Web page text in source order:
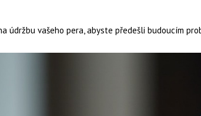
údržbu vašeho pera, abyste předešli budoucím